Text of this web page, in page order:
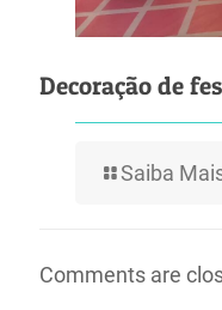
Decoração de
Saiba
Comments are